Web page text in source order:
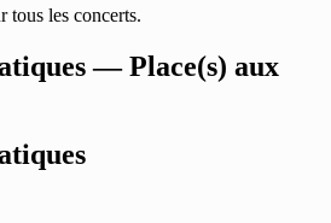
tous les concerts.
— Place(s) aux